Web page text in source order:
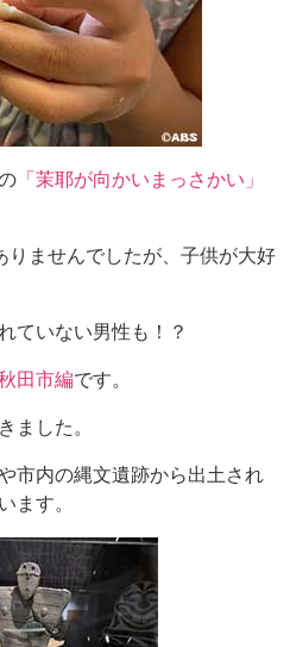
「茉耶が向かいまっさかい」
ませんでしたが、子供が大好
ていない男性も！？
田市編です。
ました。
市内の縄文遺跡から出土され
ます。